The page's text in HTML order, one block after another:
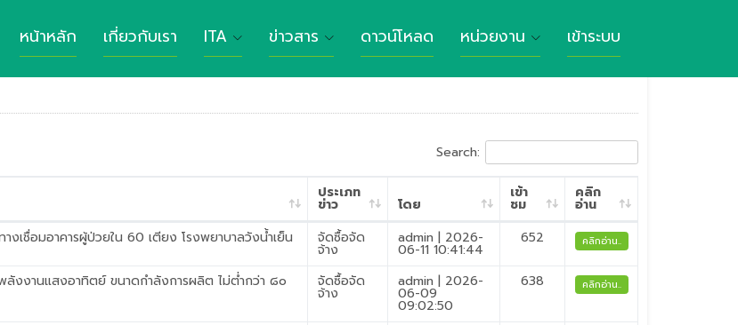
หน้าหลัก เกี่ยวกับเรา ITA ข่าวสาร ดาวน์โหลด หน่วยงาน เข้าระบบ
Search:
ประเภท
ข่าว โดย
เข้า
ชม
คลิก
อ่าน
างเชื่อมอาคารผู้ป่วยใน 60 เตียง โรงพยาบาลวังน้ำเย็น จัดซื้อจัด
จ้าง
admin | 2026-
06-11 10:41:44
652 คลิกอ่าน..
งงานแสงอาทิตย์ ขนาดกำลังการผลิต ไม่ต่ำกว่า ๘๐ จัดซื้อจัด
จ้าง
admin | 2026-
06-09
09:02:50
638 คลิกอ่าน..